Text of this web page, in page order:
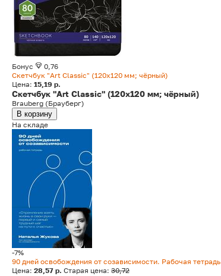
Бонус
0,76
Скетчбук "Art Classic" (120х120 мм; чёрный)
Цена: 15,19 р.
Скетчбук "Art Classic" (120х120 мм; чёрный)
Brauberg (Брауберг)
В корзину
На складе
-7%
90 дней освобождения от созависимости. Рабочая тетрадь
Цена: 28,57 р. Старая цена: 30,72